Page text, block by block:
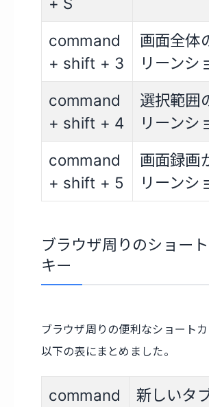
command
+ shift + 3
画面全体
リーンシ
command
+ shift + 4
選択範囲
リーンシ
command
+ shift + 5
画面録画
リーンシ
ブラウザ周りのショー
キー
ブラウザ周りの便利なショート
以下の表にまとめました。
command
新しいタ